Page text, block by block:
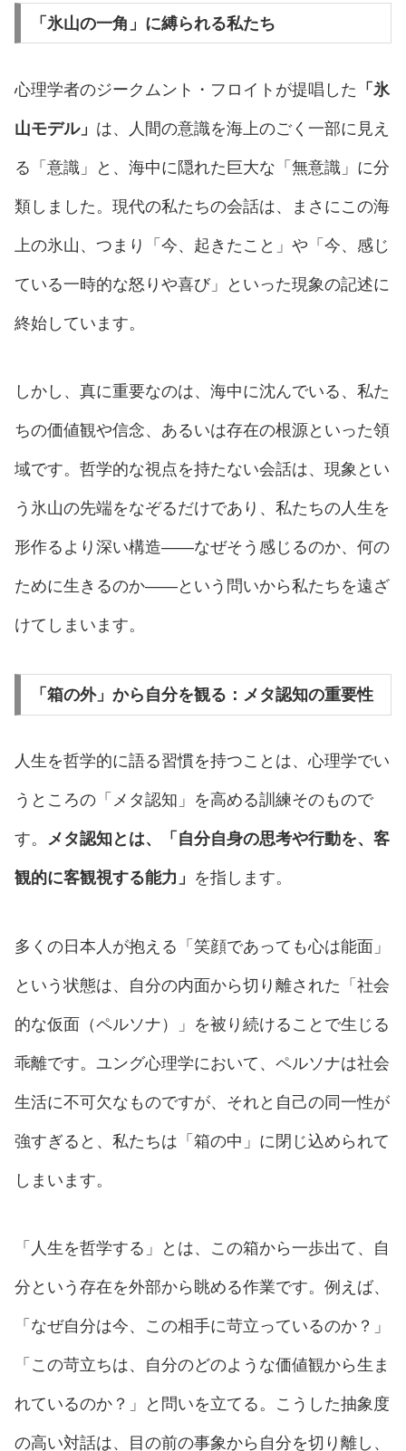
「氷山の一角」に縛られる私たち
心理学者のジークムント・フロイトが提唱した 「氷
山モデル」 は、人間の意識を海上のごく一部に見え
る「意識」と、海中に隠れた巨大な「無意識」に分
類しました。現代の私たちの会話は、まさにこの海
上の氷山、つまり「今、起きたこと」や「今、感じ
ている一時的な怒りや喜び」といった現象の記述に
終始しています。
しかし、真に重要なのは、海中に沈んでいる、私た
ちの価値観や信念、あるいは存在の根源といった領
域です。哲学的な視点を持たない会話は、現象とい
う氷山の先端をなぞるだけであり、私たちの人生を
形作るより深い構造——なぜそう感じるのか、何の
ために生きるのか——という問いから私たちを遠ざ
けてしまいます。
「箱の外」から自分を観る：メタ認知の重要性
人生を哲学的に語る習慣を持つことは、心理学でい
うところの「メタ認知」を高める訓練そのもので
す。 メタ認知とは、「自分自身の思考や行動を、客
観的に客観視する能力」 を指します。
多くの日本人が抱える「笑顔であっても心は能面」
という状態は、自分の内面から切り離された「社会
的な仮面（ペルソナ）」を被り続けることで生じる
乖離です。ユング心理学において、ペルソナは社会
生活に不可欠なものですが、それと自己の同一性が
強すぎると、私たちは「箱の中」に閉じ込められて
しまいます。
「人生を哲学する」とは、この箱から一歩出て、自
分という存在を外部から眺める作業です。例えば、
「なぜ自分は今、この相手に苛立っているのか？」
「この苛立ちは、自分のどのような価値観から生ま
れているのか？」と問いを立てる。こうした抽象度
の高い対話は、目の前の事象から自分を切り離し、